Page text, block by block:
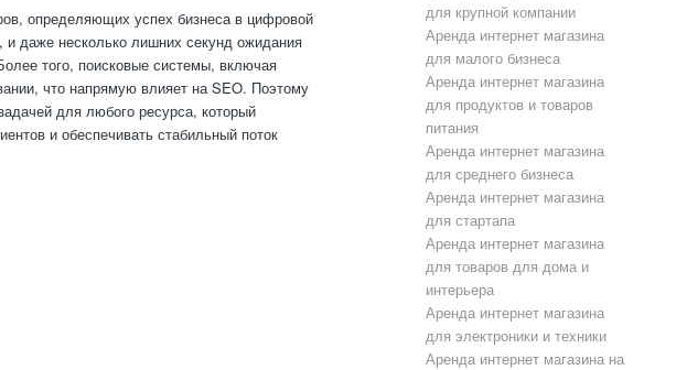
определяющих успех бизнеса в цифровой
и даже несколько лишних секунд ожидания
того, поисковые системы, включая
что напрямую влияет на SEO. Поэтому
для любого ресурса, который
и обеспечивать стабильный поток
для крупной компании
Аренда интернет магазина
для малого бизнеса
Аренда интернет магазина
для продуктов и товаров
питания
Аренда интернет магазина
для среднего бизнеса
Аренда интернет магазина
для стартапа
Аренда интернет магазина
для товаров для дома и
интерьера
Аренда интернет магазина
для электроники и техники
Аренда интернет магазина на